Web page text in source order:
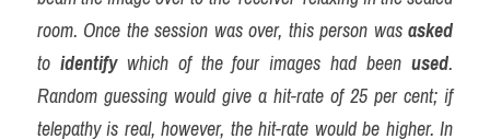
room. Once the session was over, this person was asked
to identify which of the four images had been used.
Random guessing would give a hit-rate of 25 per cent; if
telepathy is real, however, the hit-rate would be higher. In